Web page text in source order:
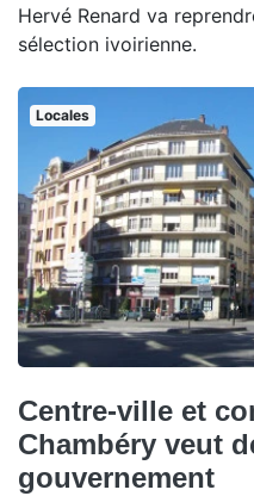
Hervé Renard va
sélection ivoirienne.
Locales
Centre-ville et
Chambéry veut
gouvernement